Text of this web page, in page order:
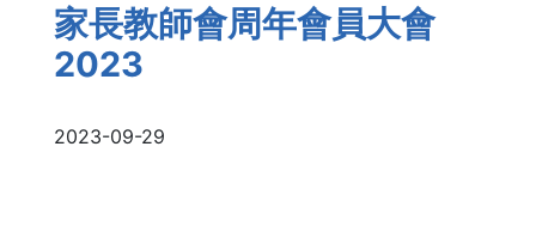
家長教師會周年會員大會
2023
2023-09-29